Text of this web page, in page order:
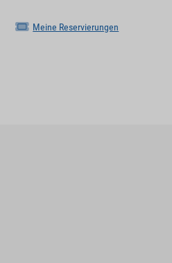
Meine Reservierungen